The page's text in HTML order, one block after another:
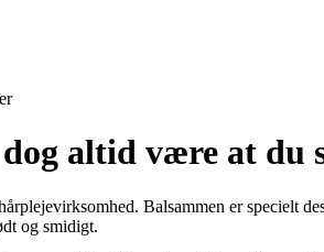
altid være at du
Balsammen er
og smidigt.